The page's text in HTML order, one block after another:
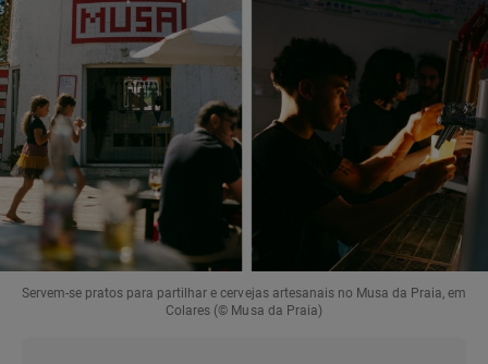
Servem-se pratos para partilhar e cervejas artesanais no Musa da Praia, em
Colares (© Musa da Praia)